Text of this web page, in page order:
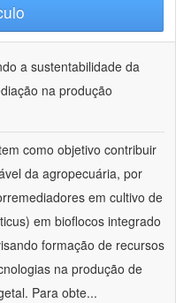
a sustentabilidade da
na produção
como objetivo contribuir
da agropecuária, por
em cultivo de
em bioflocos integrado
formação de recursos
na produção de
Para obte...